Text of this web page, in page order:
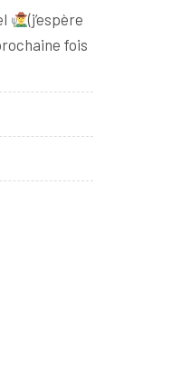
(j’espère
fois